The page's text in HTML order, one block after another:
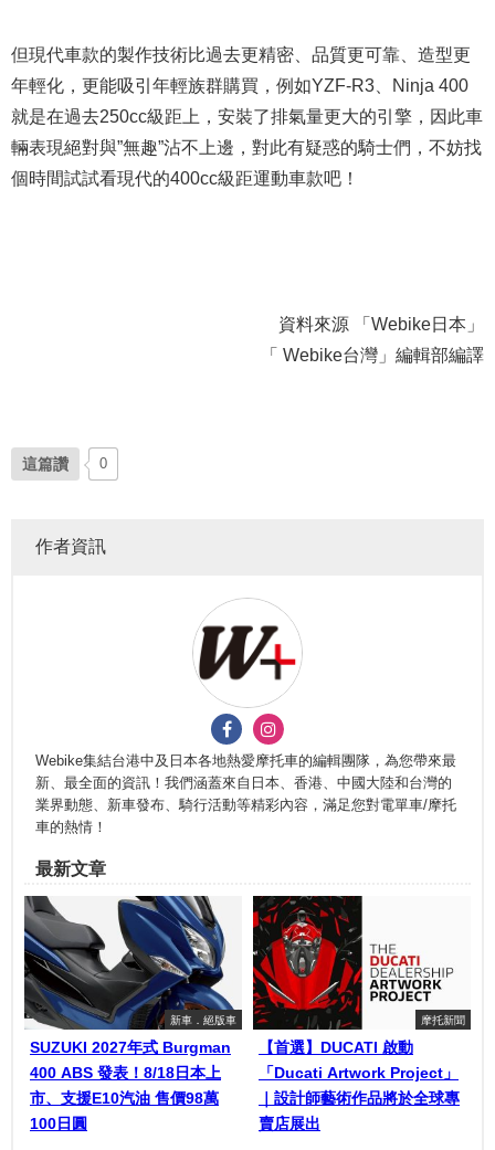
但現代車款的製作技術比過去更精密、品質更可靠、造型更
年輕化，更能吸引年輕族群購買，例如YZF-R3、Ninja 400
就是在過去250cc級距上，安裝了排氣量更大的引擎，因此車
輛表現絕對與”無趣”沾不上邊，對此有疑惑的騎士們，不妨找
個時間試試看現代的400cc級距運動車款吧！
資料來源 「Webike日本」
「 Webike台灣」編輯部編譯
這篇讚 0
作者資訊
Webike集結台港中及日本各地熱愛摩托車的編輯團隊，為您帶來最
新、最全面的資訊！我們涵蓋來自日本、香港、中國大陸和台灣的
業界動態、新車發布、騎行活動等精彩內容，滿足您對電單車/摩托
車的熱情！
最新文章
新車．絕版車
SUZUKI 2027年式 Burgman
400 ABS 發表！8/18日本上
市、支援E10汽油 售價98萬
100日圓
摩托新聞
【首選】DUCATI 啟動
「Ducati Artwork Project」
｜設計師藝術作品將於全球專
賣店展出